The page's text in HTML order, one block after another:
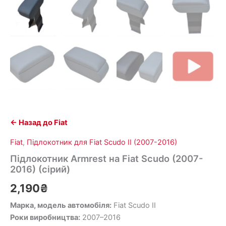
← Назад до Fiat
Fiat, Підлокотник для Fiat Scudo ІІ (2007-2016)
Підлокотник Armrest на Fiat Scudo (2007-
2016) (сірий)
2,190₴
Марка, модель автомобіля: Fiat Scudo II
Роки виробництва: 2007–2016